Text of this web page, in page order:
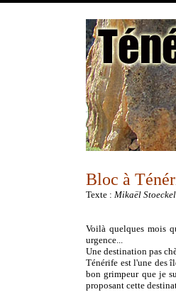
Bloc à
Texte : Mikaël Stoeckel
Voilà quelques mois
urgence...
Une destination pas
Ténérife est l'une des
bon grimpeur que je
proposant cette